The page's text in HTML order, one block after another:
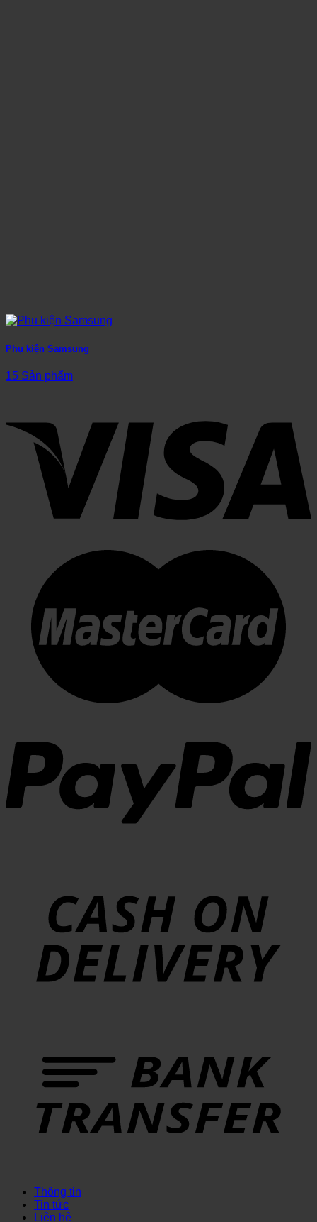
Phụ kiện Samsung
15 Sản phẩm
Thông tin
Tin tức
Liên hệ